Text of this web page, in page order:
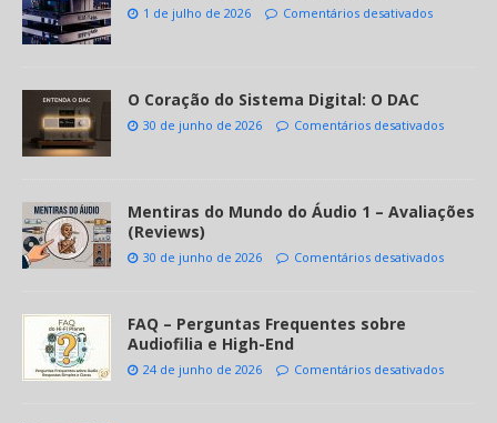
1 de julho de 2026 Comentários desativados
O Coração do Sistema Digital: O DAC
30 de junho de 2026 Comentários desativados
Mentiras do Mundo do Áudio 1 – Avaliações
(Reviews)
30 de junho de 2026 Comentários desativados
FAQ – Perguntas Frequentes sobre
Audiofilia e High-End
24 de junho de 2026 Comentários desativados